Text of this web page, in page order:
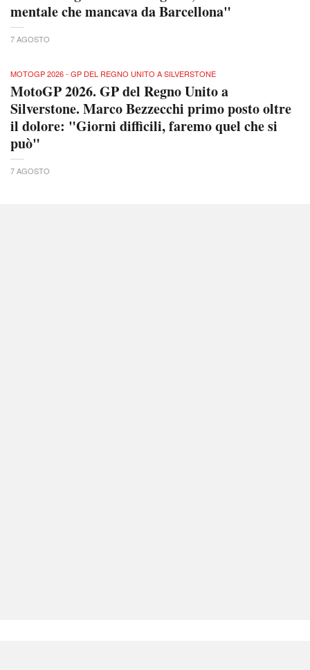
mentale che mancava da Barcellona"
7 AGOSTO
MOTOGP 2026 - GP DEL REGNO UNITO A SILVERSTONE
MotoGP 2026. GP del Regno Unito a
Silverstone. Marco Bezzecchi primo posto oltre
il dolore: "Giorni difficili, faremo quel che si
può"
7 AGOSTO